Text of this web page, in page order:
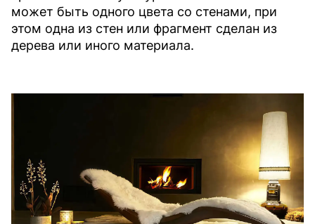
может быть одного цвета со стенами, при
этом одна из стен или фрагмент сделан из
дерева или иного материала.